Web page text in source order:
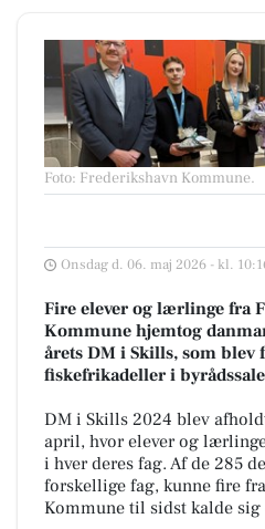
Foto: Frederikshavn Kommune.
Onsdag d. 06. maj 2026 - kl.
Fire elever og lærlinge fra
Kommune hjemtog
årets DM i Skills, som blev
fiskefrikadeller i
DM i Skills 2024 blev
april, hvor elever og
i hver deres fag. Af de 285
forskellige fag, kunne fire
Kommune til sidst kalde sig